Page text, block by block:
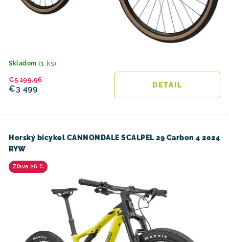
Skladom (1 ks)
€3 499
€5 199,96
DETAIL
Horský bicykel CANNONDALE SCALPEL 29 Carbon 4 2024
RYW
26 %